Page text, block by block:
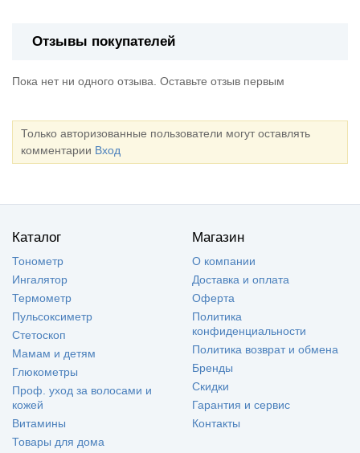
Отзывы покупателей
Пока нет ни одного отзыва. Оставьте отзыв первым
Только авторизованные пользователи могут оставлять
комментарии Вход
Каталог
Тонометр
Ингалятор
Термометр
Пульсоксиметр
Стетоскоп
Мамам и детям
Глюкометры
Проф. уход за волосами и
кожей
Витамины
Товары для дома
Магазин
О компании
Доставка и оплата
Оферта
Политика
конфиденциальности
Политика возврат и обмена
Бренды
Скидки
Гарантия и сервис
Контакты